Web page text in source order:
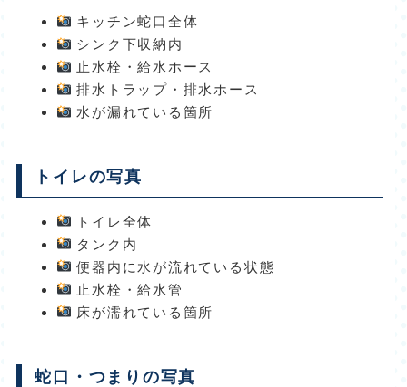
キッチン蛇口全体
シンク下収納内
止水栓・給水ホース
排水トラップ・排水ホース
水が漏れている箇所
トイレの写真
トイレ全体
タンク内
便器内に水が流れている状態
止水栓・給水管
床が濡れている箇所
蛇口・つまりの写真